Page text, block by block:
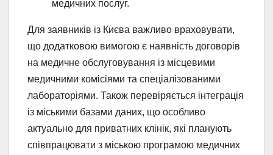
медичних послуг.
Для заявників із Києва важливо враховувати,
що додатковою вимогою є наявність договорів
на медичне обслуговування із місцевими
медичними комісіями та спеціалізованими
лабораторіями. Також перевіряється інтеграція
із міськими базами даних, що особливо
актуально для приватних клінік, які планують
співпрацювати з міською програмою медичних